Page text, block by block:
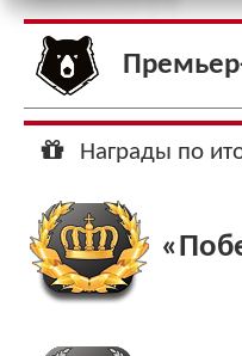
Награды по